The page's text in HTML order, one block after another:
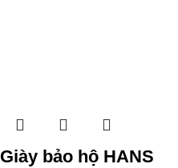
Giày bảo hộ HANS